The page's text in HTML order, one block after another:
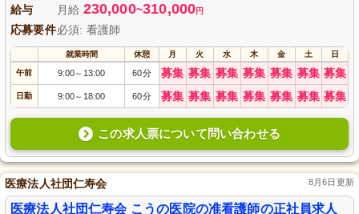
給与 月給 230,000~310,000円
応募要件必須: 看護師
就業時間 休憩 月 火 水 木 金 土 日
午前 9:00～ 13:00 60分 募集 募集 募集 募集 募集 募集 募集
日勤 9:00～ 18:00 60分 募集 募集 募集 募集 募集 募集 募集
この求人票について問い合わせる
医療法人社団仁寿会 8月6日更新
医療法人社団仁寿会 こうの医院の准看護師の正社員求人